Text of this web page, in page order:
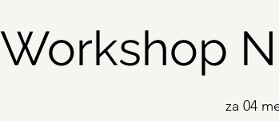
Workshop
za 04